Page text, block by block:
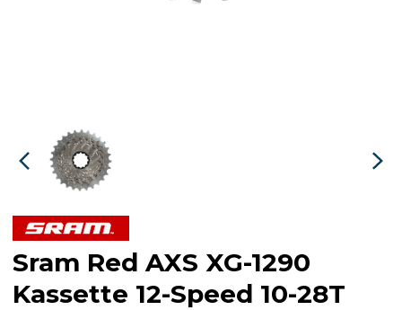
Sram Red AXS XG-1290
Kassette 12-Speed 10-28T